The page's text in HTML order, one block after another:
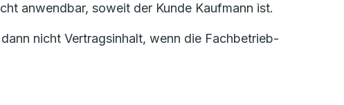
anwendbar, soweit der Kunde Kaufmann ist.
nicht Vertragsinhalt, wenn die Fachbetrieb-